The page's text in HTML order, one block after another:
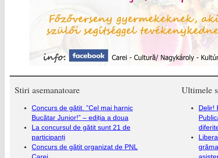
Stiri asemanatoare
Concurs de gătit. ”Cel mai harnic
Bucătar Junior!” – ediția a doua
La concursul de gătit sunt 21 de
participanți
Concurs de gătit organizat de PNL
Ultimele
Delir!